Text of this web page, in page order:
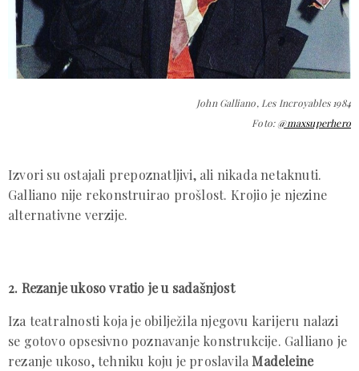
John Galliano, Les Incroyables 1984
Foto:@maxsuperhero
Izvori su ostajali prepoznatljivi, ali nikada netaknuti.
Galliano nije rekonstruirao prošlost. Krojio je njezine
alternativne verzije.
2. Rezanje ukoso vratio je u sadašnjost
Iza teatralnosti koja je obilježila njegovu karijeru nalazi
se gotovo opsesivno poznavanje konstrukcije. Galliano je
rezanje ukoso, tehniku koju je proslavila Madeleine